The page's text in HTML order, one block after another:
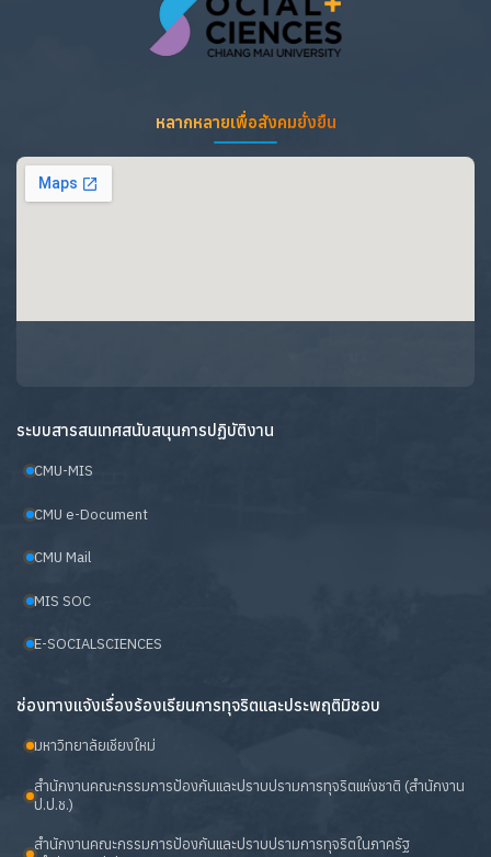
หลากหลายเพื่อสังคมยั่งยืน
ระบบสารสนเทศสนับสนุนการปฏิบัติงาน
CMU-MIS
CMU e-Document
CMU Mail
MIS SOC
E-SOCIALSCIENCES
ช่องทางแจ้งเรื่องร้องเรียนการทุจริตและประพฤติมิชอบ
มหาวิทยาลัยเชียงใหม่
สำนักงานคณะกรรมการป้องกันและปราบปรามการทุจริตแห่งชาติ (สำนักงาน
ป.ป.ช.)
สำนักงานคณะกรรมการป้องกันและปราบปรามการทุจริตในภาครัฐ